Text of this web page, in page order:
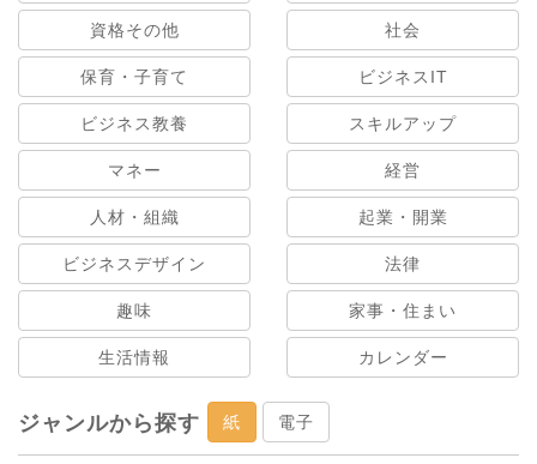
資格その他 社会
保育・子育て ビジネスIT
ビジネス教養 スキルアップ
マネー 経営
人材・組織 起業・開業
ビジネスデザイン 法律
趣味 家事・住まい
生活情報 カレンダー
ジャンルから探す 紙 電子